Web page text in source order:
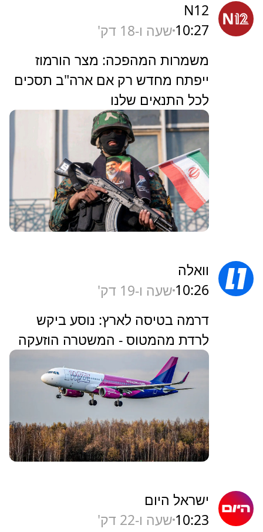
N12
10:27 שעה ו-18 דק'
משמרות המהפכה: מצר הורמוז
ייפתח מחדש רק אם ארה"ב תסכים
לכל התנאים שלנו
וואלה
10:26 שעה ו-19 דק'
דרמה בטיסה לארץ: נוסע ביקש
לרדת מהמטוס - המשטרה הוזעקה
ישראל היום
10:23 שעה ו-22 דק'